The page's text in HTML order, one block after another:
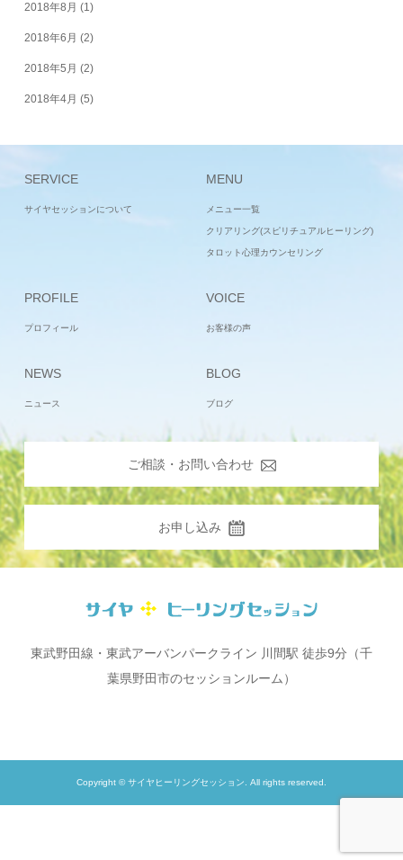
2018年8月 (1)
2018年6月 (2)
2018年5月 (2)
2018年4月 (5)
SERVICE
サイヤセッションについて
MENU
メニュー一覧
クリアリング(スピリチュアルヒーリング)
タロット心理カウンセリング
PROFILE
プロフィール
VOICE
お客様の声
NEWS
ニュース
BLOG
ブログ
ご相談・お問い合わせ
お申し込み
東武野田線・東武アーバンパークライン 川間駅 徒歩9分（千
葉県野田市のセッションルーム）
Copyright © サイヤヒーリングセッション. All rights reserved.